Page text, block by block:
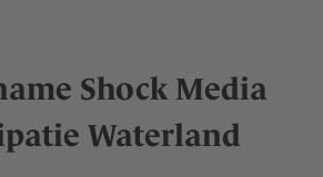
Shock Media
Waterland